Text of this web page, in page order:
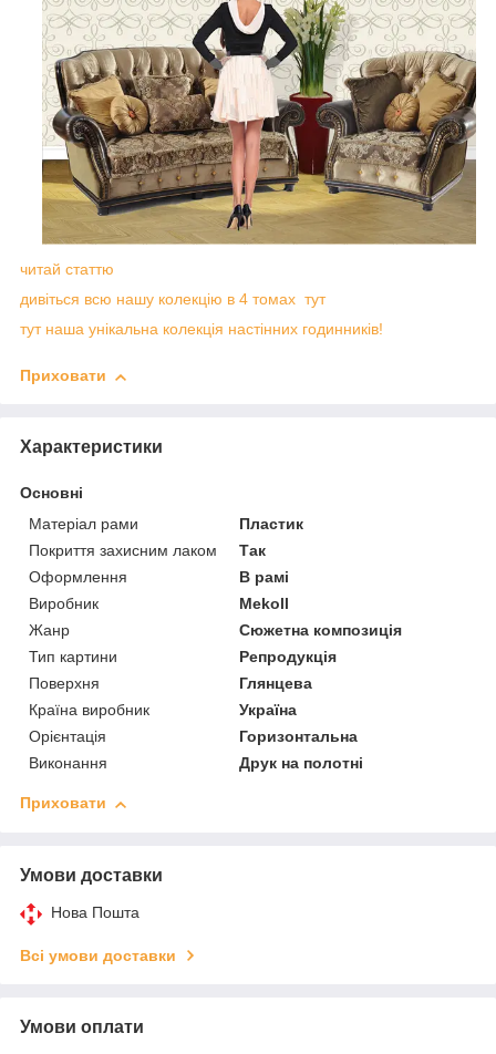
читай статтю
дивіться всю нашу колекцію в 4 томах тут
тут наша унікальна колекція настінних годинників!
Приховати
Характеристики
Основні
Матеріал рами
Пластик
Покриття захисним лаком
Так
Оформлення
В рамі
Виробник
Mekoll
Жанр
Сюжетна композиція
Тип картини
Репродукція
Поверхня
Глянцева
Країна виробник
Україна
Орієнтація
Горизонтальна
Виконання
Друк на полотні
Приховати
Умови доставки
Нова Пошта
Всі умови доставки
Умови оплати